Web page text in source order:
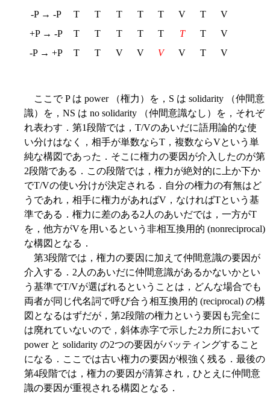
-P → -P
T T T T T V T
V
+P → -P
T T T T T T T
V
-P → +P
T T V V V V T V
ここで P は power （権力）を，S は solidarity （仲間意
識）を，NS は no solidarity （仲間意識なし）を，それぞ
れ表わす．第1段階では，T/Vのあいだに語用論的な使
い分けはなく，相手が単数ならT，複数ならVという単
純な構図であった．そこに権力の要因が介入したのが第
2段階である．この段階では，権力が絶対的に上か下か
でT/Vの使い分けが決定される．自分の権力の有無はど
うであれ，相手に権力があればV，なければTという基
準である．権力に差のある2人のあいだでは，一方がT
を，他方がVを用いるという非相互換用的 (nonreciprocal)
な構図となる．
第3段階では，権力の要因に加えて仲間意識の要因が
介入する．2人のあいだに仲間意識があるかないかとい
う基準でT/Vが選ばれるということは，どんな場合でも
両者が同じ代名詞で呼び合う相互換用的 (reciprocal) の構
図となるはずだが，第2段階の権力という要因も完全に
は廃れていないので，斜体赤字で示した2カ所において
power と solidarity の2つの要因がバッティングすること
になる．ここでは古い権力の要因が根強く残る．最後の
第4段階では，権力の要因が清算され，ひとえに仲間意
識の要因が重視される構図となる．